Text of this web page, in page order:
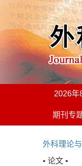
2026年
期刊专
外科理论
• 论文 •